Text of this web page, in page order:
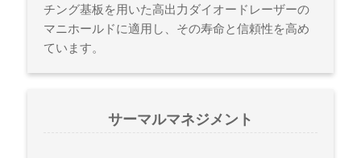
チング基板を用いた高出力ダイオードレーザーの
マニホールドに適用し、その寿命と信頼性を高め
ています。
サーマルマネジメント